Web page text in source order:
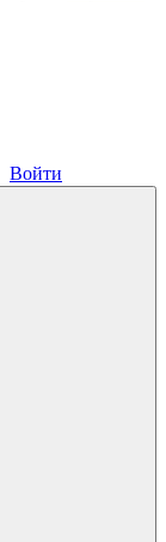
Войти